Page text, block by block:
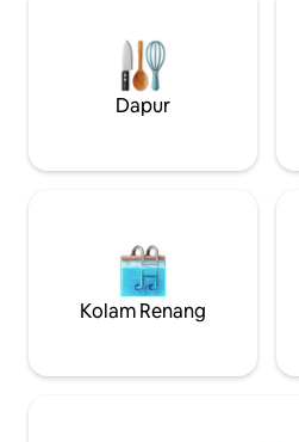
bentuk dan muzium Vienna • 5
stesen kereta api bawah tanah:
Volkstheater (U3, U2) • 2 hentian
sana ke Stephansplatz, pusat
Berorientasikan ke halaman
tenang dan cerah. Apartmen ini tidak
merokok sahaja, tetapi
halaman dalaman yang damai
duduk (dan merokok) di luar.
KEMUDAHAN • Perabot lengkap
kabel dan tanpa wayar • Dapur
Dapur
Kolam Renang